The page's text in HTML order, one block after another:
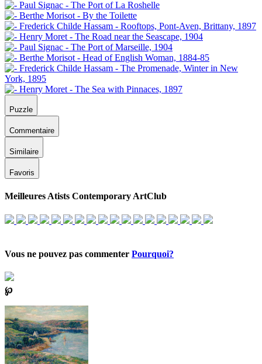
Puzzle
Commentaire
Similaire
Favoris
Meilleures Atists Contemporary ArtClub
Vous ne pouvez pas commenter Pourquoi?
℘